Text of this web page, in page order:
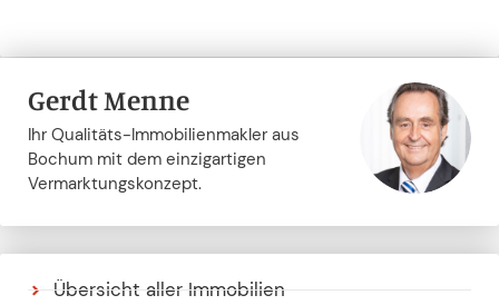
Gerdt Menne
Ihr Qualitäts-Immobilienmakler aus
Bochum mit dem einzigartigen
Vermarktungskonzept.
Übersicht aller Immobilien